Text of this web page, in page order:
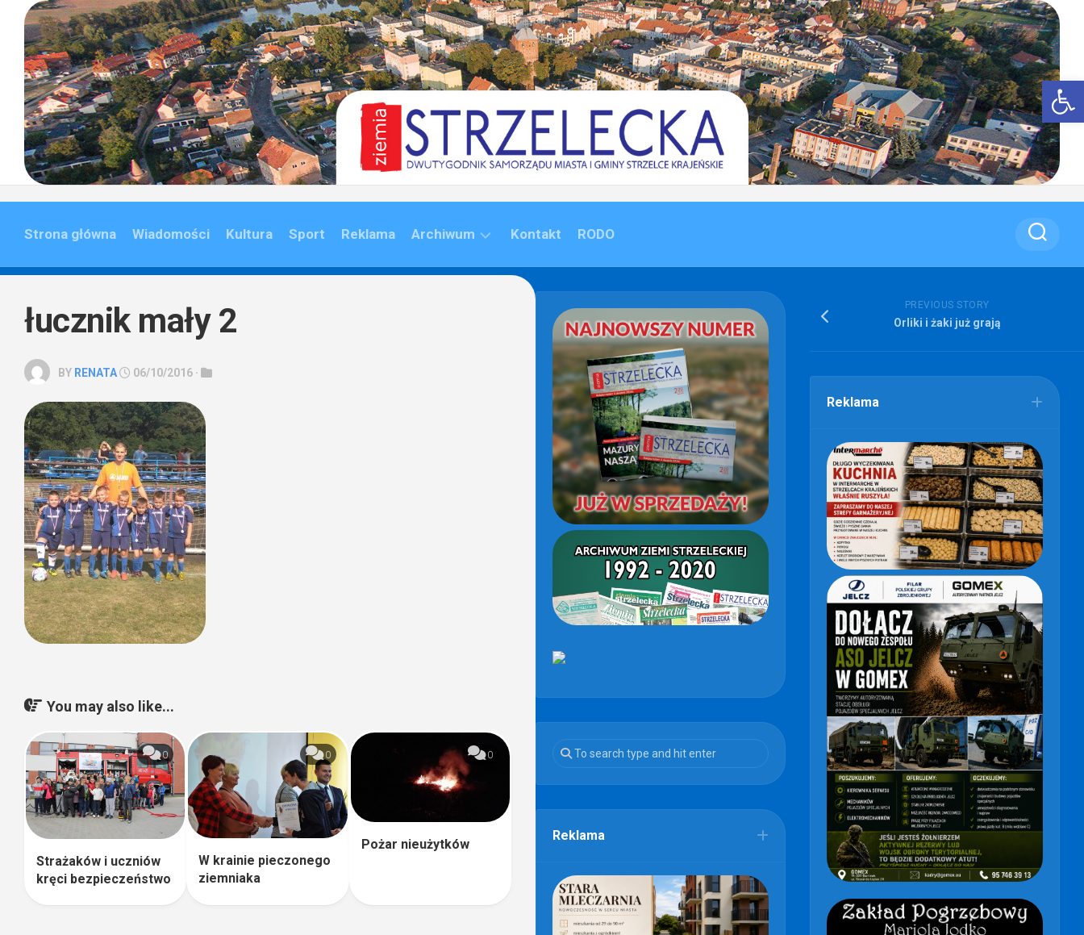
content
Strona główna Wiadomości Kultura Sport Reklama Archiwum Kontakt RODO
łucznik mały 2
BY RENATA 06/10/2016 ·
You may also like...
0
Strażaków i uczniów
kręci bezpieczeństwo
0
W krainie pieczonego
ziemniaka
0
Pożar nieużytków
PREVIOUS STORY
Orliki i żaki już grają
Reklama
Reklama